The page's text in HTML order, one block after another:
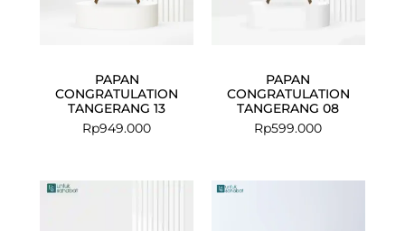
PAPAN
CONGRATULATION
TANGERANG 13
Rp949.000
PAPAN
CONGRATULATION
TANGERANG 08
Rp599.000